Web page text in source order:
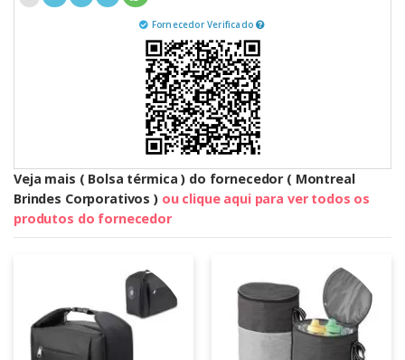
Fornecedor Verificado
Veja mais ( Bolsa térmica ) do fornecedor ( Montreal
Brindes Corporativos ) ou clique aqui para ver todos os
produtos do fornecedor